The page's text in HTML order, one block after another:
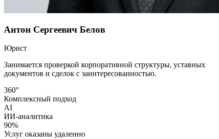
Антон Сергеевич Белов
Юрист
Занимается проверкой корпоративной структуры, уставных
документов и сделок с заинтересованностью.
360°
Комплексный подход
AI
ИИ-аналитика
90%
Услуг оказаны удаленно